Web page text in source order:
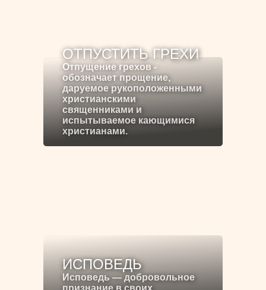
ОТПУСТИТЬ ГРЕХИ
Отпущение грехов -
обозначает прощение,
даруемое рукоположенными
христианскими
священниками и
испытываемое кающимися
христианами.
ИСПОВЕДЬ
Исповедь — добровольное